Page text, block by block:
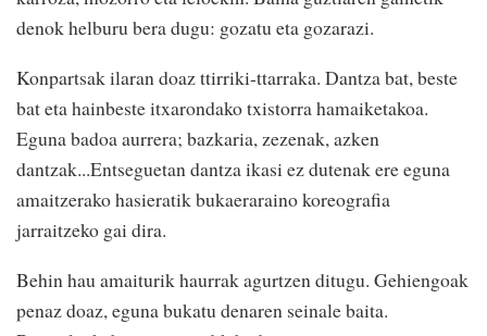
denok helburu bera dugu: gozatu eta gozarazi.
Konpartsak ilaran doaz ttirriki-ttarraka. Dantza bat, beste
bat eta hainbeste itxarondako txistorra hamaiketakoa.
Eguna badoa aurrera; bazkaria, zezenak, azken
dantzak...Entseguetan dantza ikasi ez dutenak ere eguna
amaitzerako hasieratik bukaeraraino koreografia
jarraitzeko gai dira.
Behin hau amaiturik haurrak agurtzen ditugu. Gehiengoak
penaz doaz, eguna bukatu denaren seinale baita.